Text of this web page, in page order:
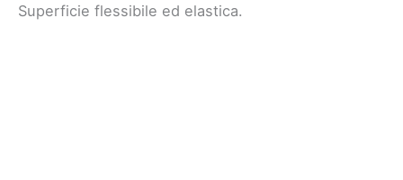
Superficie flessibile ed elastica.